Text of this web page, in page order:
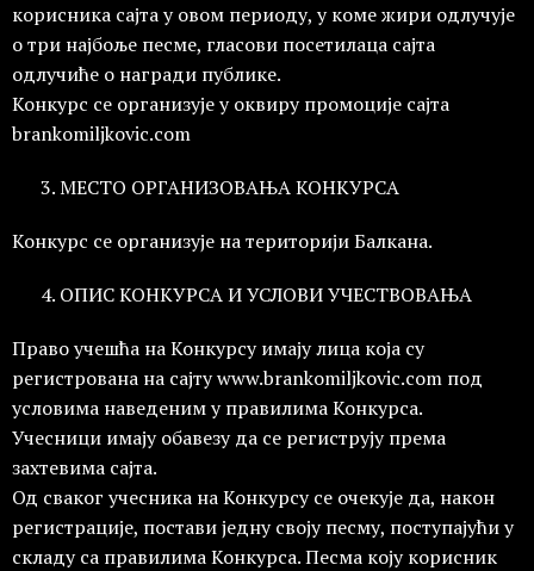
корисника сајта у овом периоду, у коме жири одлучује
о три најбоље песме, гласови посетилаца сајта
одлучиће о награди публике.
Конкурс се организује у оквиру промоције сајта
brankomiljkovic.com
МЕСТО ОРГАНИЗОВАЊА КОНКУРСА
Конкурс се организује на територији Балкана.
ОПИС КОНКУРСА И УСЛОВИ УЧЕСТВОВАЊА
Право учешћа на Конкурсу имају лица која су
регистрована на сајту www.brankomiljkovic.com под
условима наведеним у правилима Конкурса.
Учесници имају обавезу да се региструју према
захтевима сајта.
Од сваког учесника на Конкурсу се очекује да, након
регистрације, постави једну своју песму, поступајући у
складу са правилима Конкурса.Песма коју корисник